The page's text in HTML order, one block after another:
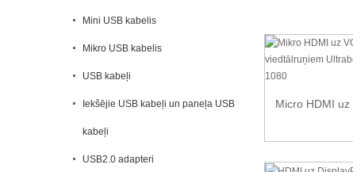
Mini USB kabelis
Mikro USB kabelis
USB kabeļi
Iekšējie USB kabeļi un paneļa USB
kabeļi
USB2.0 adapteri
Micro HDMI